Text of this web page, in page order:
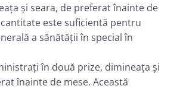
şi seara, de preferat înainte de
cantitate este suficientă pentru
a sănătăţii în special în
în două prize, dimineaţa şi
înainte de mese. Această